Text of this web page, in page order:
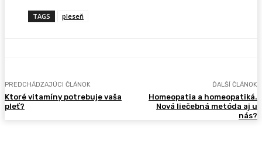
TAGS pleseň
PREDCHÁDZAJÚCI ČLÁNOK
Ktoré vitamíny potrebuje vaša
pleť?
ĎALŠÍ ČLÁNOK
Homeopatia a homeopatiká.
Nová liečebná metóda aj u
nás?